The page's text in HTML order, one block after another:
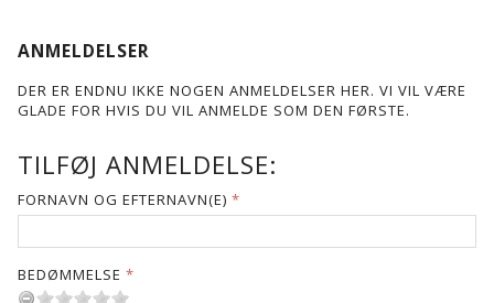
ANMELDELSER
DER ER ENDNU IKKE NOGEN ANMELDELSER HER. VI VIL VÆRE
GLADE FOR HVIS DU VIL ANMELDE SOM DEN FØRSTE.
TILFØJ ANMELDELSE:
FORNAVN OG EFTERNAVN(E)
BEDØMMELSE